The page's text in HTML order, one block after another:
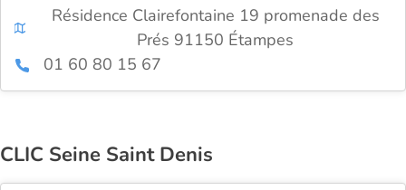
Résidence Clairefontaine 19 promenade des
Prés 91150 Étampes
01 60 80 15 67
CLIC Seine Saint Denis